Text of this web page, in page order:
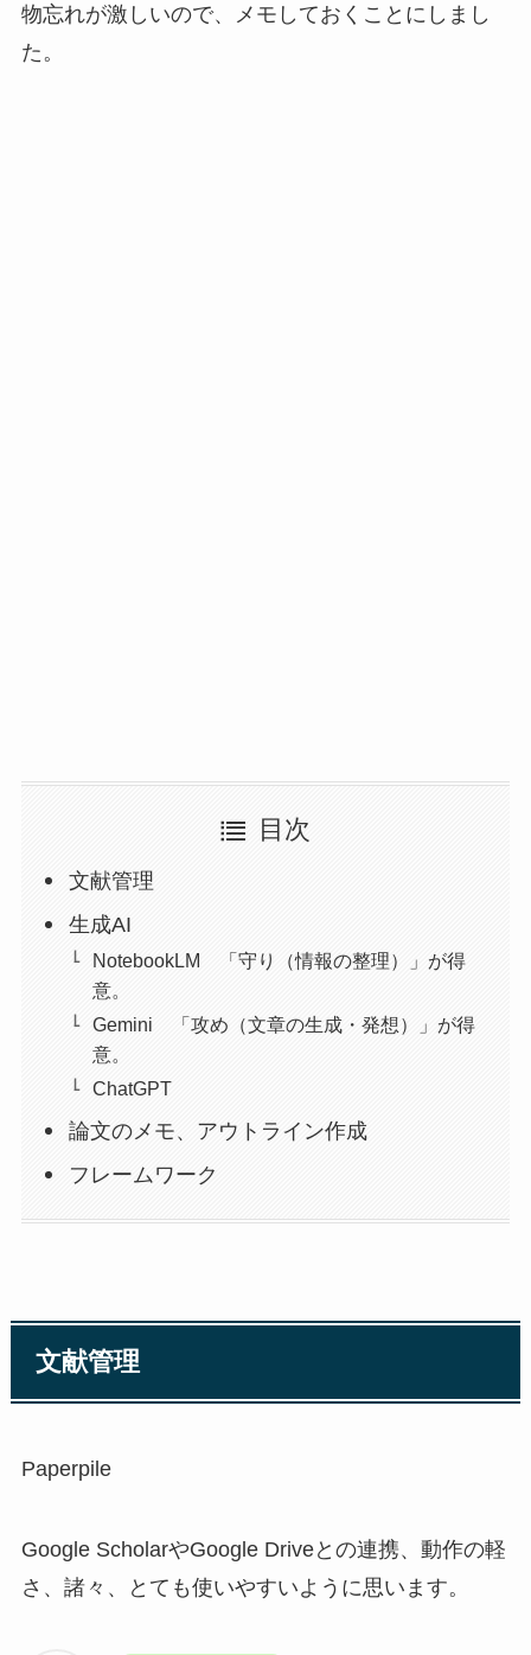
物忘れが激しいので、メモしておくことにしまし
た。
目次
文献管理
生成AI
NotebookLM 「守り（情報の整理）」が得
意。
Gemini 「攻め（文章の生成・発想）」が得
意。
ChatGPT
論文のメモ、アウトライン作成
フレームワーク
文献管理
Paperpile
Google ScholarやGoogle Driveとの連携、動作の軽
さ、諸々、とても使いやすいように思います。